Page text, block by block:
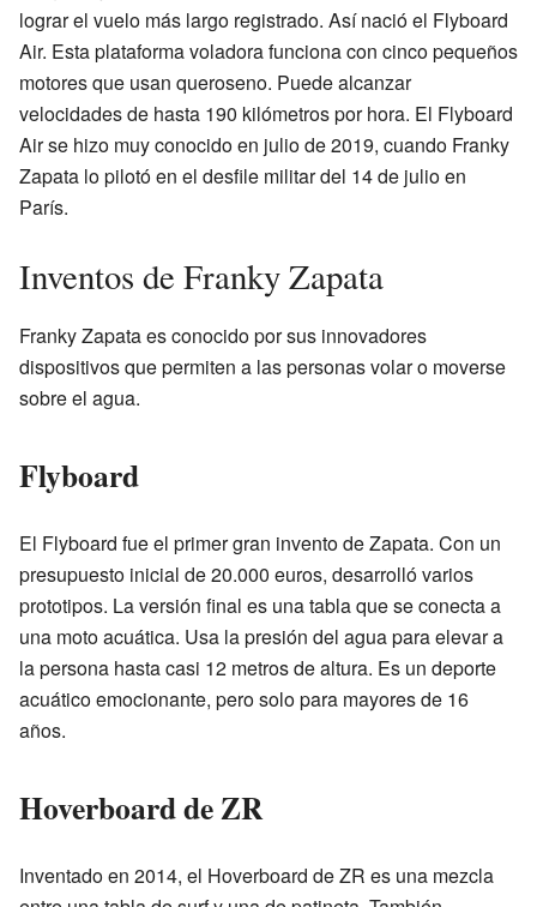
lograr el vuelo más largo registrado. Así nació el Flyboard
Air. Esta plataforma voladora funciona con cinco pequeños
motores que usan queroseno. Puede alcanzar
velocidades de hasta 190 kilómetros por hora. El Flyboard
Air se hizo muy conocido en julio de 2019, cuando Franky
Zapata lo pilotó en el desfile militar del 14 de julio en
París.
Inventos de Franky Zapata
Franky Zapata es conocido por sus innovadores
dispositivos que permiten a las personas volar o moverse
sobre el agua.
Flyboard
El Flyboard fue el primer gran invento de Zapata. Con un
presupuesto inicial de 20.000 euros, desarrolló varios
prototipos. La versión final es una tabla que se conecta a
una moto acuática. Usa la presión del agua para elevar a
la persona hasta casi 12 metros de altura. Es un deporte
acuático emocionante, pero solo para mayores de 16
años.
Hoverboard de ZR
Inventado en 2014, el Hoverboard de ZR es una mezcla